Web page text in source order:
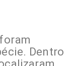
Dentro